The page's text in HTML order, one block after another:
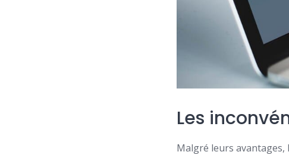
Les
Malgré leurs avantages,